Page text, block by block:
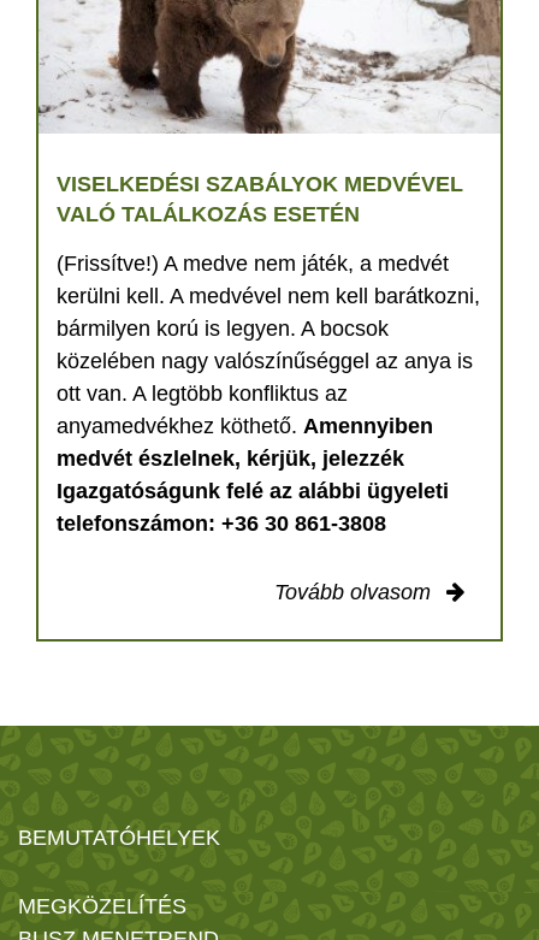
VISELKEDÉSI SZABÁLYOK MEDVÉVEL
VALÓ TALÁLKOZÁS ESETÉN
(Frissítve!) A medve nem játék, a medvét
kerülni kell. A medvével nem kell barátkozni,
bármilyen korú is legyen. A bocsok
közelében nagy valószínűséggel az anya is
ott van. A legtöbb konfliktus az
anyamedvékhez köthető. Amennyiben
medvét észlelnek, kérjük, jelezzék
Igazgatóságunk felé az alábbi ügyeleti
telefonszámon: +36 30 861-3808
Tovább olvasom
BEMUTATÓHELYEK
MEGKÖZELÍTÉS